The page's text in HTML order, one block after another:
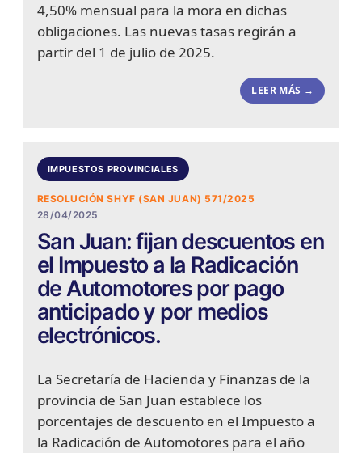
4,50% mensual para la mora en dichas
obligaciones. Las nuevas tasas regirán a
partir del 1 de julio de 2025.
LEER MÁS →
IMPUESTOS PROVINCIALES
RESOLUCIÓN SHYF (SAN JUAN) 571/2025
28/04/2025
San Juan: fijan descuentos en
el Impuesto a la Radicación
de Automotores por pago
anticipado y por medios
electrónicos.
La Secretaría de Hacienda y Finanzas de la
provincia de San Juan establece los
porcentajes de descuento en el Impuesto a
la Radicación de Automotores para el año